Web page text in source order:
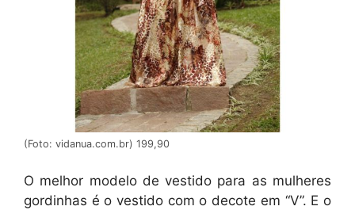
(Foto: vidanua.com.br) 199,90
O melhor modelo de vestido para as mulheres
gordinhas é o vestido com o decote em “V”. E o